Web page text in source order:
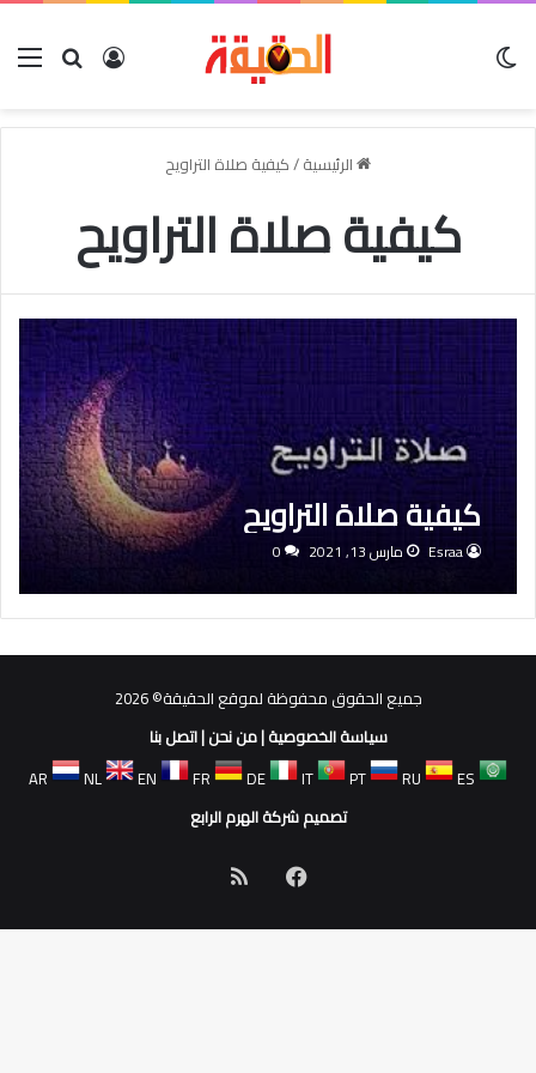
بحث عنتسجيل
الرئيسية/كيفية صلاة التراويح
كيفية صلاة التراويح
كيفية صلاة التراويح
Esraa مارس 13, 2021 0
جميع الحقوق محفوظة لموقع الحقيقة© 2026
سياسة الخصوصية|من نحن|اتصل بنا
AR
NL EN FR DE IT PT RU
ES
تصميم شركة الهرم الرابع
فيسبوك
الموقع